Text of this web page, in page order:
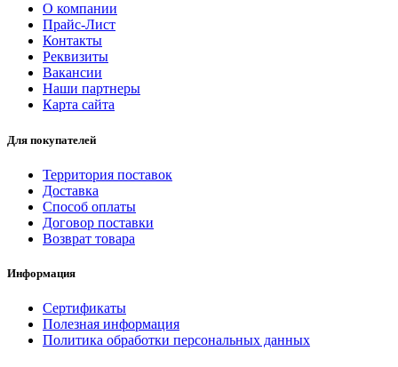
О компании
Прайс-Лист
Контакты
Реквизиты
Вакансии
Наши партнеры
Карта сайта
Для покупателей
Территория поставок
Доставка
Способ оплаты
Договор поставки
Возврат товара
Информация
Сертификаты
Полезная информация
Политика обработки персональных данных